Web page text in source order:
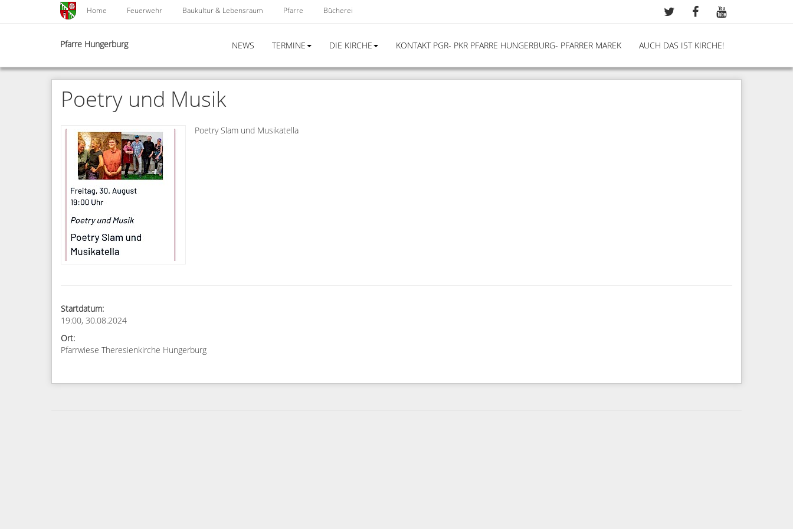
Home Feuerwehr Baukultur & Lebensraum Pfarre Bücherei
Pfarre Hungerburg NEWS TERMINE DIE KIRCHE KONTAKT PGR- PKR PFARRE HUNGERBURG- PFARRER MAREK AUCH DAS IST KIRCHE!
Poetry und Musik
Poetry Slam und Musikatella
Startdatum:
19:00, 30.08.2024
Ort:
Pfarrwiese Theresienkirche Hungerburg